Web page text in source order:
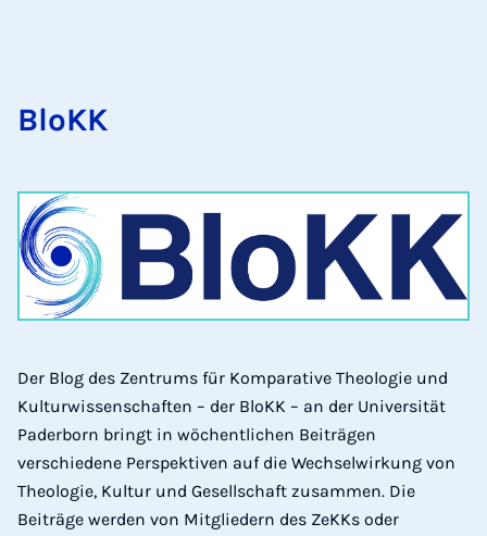
BloKK
Der Blog des Zentrums für Komparative Theologie und
Kulturwissenschaften – der BloKK – an der Universität
Paderborn bringt in wöchentlichen Beiträgen
verschiedene Perspektiven auf die Wechselwirkung von
Theologie, Kultur und Gesellschaft zusammen. Die
Beiträge werden von Mitgliedern des ZeKKs oder